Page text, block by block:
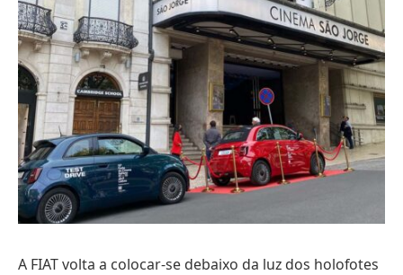
A FIAT volta a colocar-se debaixo da luz dos holofotes